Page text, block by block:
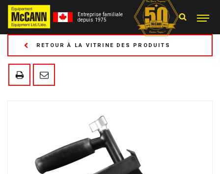
Entreprise familiale
depuis 1975
RETOUR À LA VITRINE DES PRODUITS